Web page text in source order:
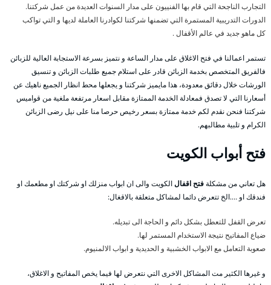
التجارب الناجحة التي قام بها الفنييون على مدار السنوات العديدة من عمل شركتنا.
الدورات التدريبية المستمرة التي تضمنها شركتنا لكوادرنا العاملة لديها و التي تواكب
كل ماهو جديد في عالم الأقفال .
تستمر اعمالنا في فتح الاغلاق على مدار الساعة و نتميز بسرعة الاستجابة العالية للزبائن
فالفريق المتخصص بخدمة الزبائن قادر على استلام جميع طلبات الزبائن و تنسيق
الورشات خلال دقائق معدودة، هذا مايميز شركتنا و يجعلها محط انظار الجميع ناهيك عن
أسعارنا التي لا تصدق فمعادلة الخدمة الممتازة مقابل اسعار مرتفعة ملغية من قواميس
شركتنا فنحن نقدم لكم خدمة ممتازة بسعر رخيص حرصا منا على نيل رضى الزبائن
الكرام و تلبية مطالبهم.
فتح أبواب الكويت
هل تعاني من مشكلةفتح اقفالالكويت والى ان ابواب منزلك او شركتك او مطعمك او
فندقك او ….الخ تتعرض دائما لمشاكل متعلقة بالاقغال:
تعرض القفل للتعطل بشكل دائم و الحاجة الى تبديله.
ضياع المفاتيح نتيجة الاستخدام المستمر لها.
صعوبة التعامل مع الابواب الخشبية و الحديدية و ابواب الالمنيوم.
و غيرها الكثير مت المشاكل الاخرى التي نتعرض لها فيما يخص المفاتيح و الاغلاق،